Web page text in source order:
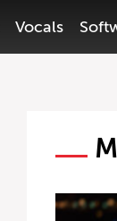
Vocals